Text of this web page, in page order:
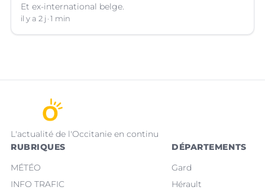
Et ex-international belge.
il y a 2 j 1 min
L'actualité de l'Occitanie en continu
RUBRIQUES
MÉTÉO
INFO TRAFIC
DÉPARTEMENTS
Gard
Hérault